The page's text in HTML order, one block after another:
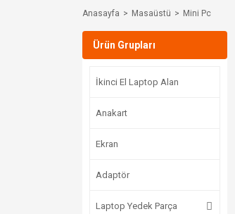
Anasayfa Masaüstü Mini Pc
Ürün Grupları
İkinci El Laptop Alan
Anakart
Ekran
Adaptör
Laptop Yedek Parça